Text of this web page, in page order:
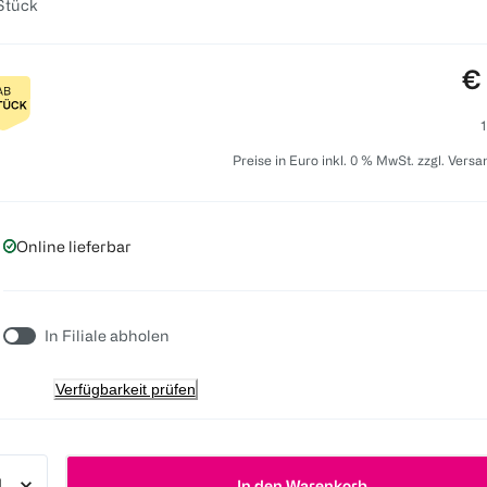
€
Preise in Euro inkl. 0 % MwSt. zzgl.
Online lieferbar
In Filiale abholen
Verfügbarkeit prüfen